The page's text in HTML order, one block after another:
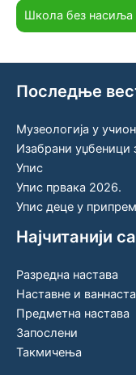
Школа без насиља
Последње
Музеологија у
Изабрани уџбеници
Упис
Упис првака 2026.
Упис деце у
Најчитанији
Разредна настава
Наставне и
Предметна настава
Запослени
Такмичења